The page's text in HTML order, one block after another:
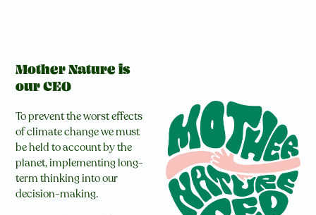
Mother Nature is
our CEO
To prevent the worst effects
of climate change we must
be held to account by the
planet, implementing long-
term thinking into our
decision-making.